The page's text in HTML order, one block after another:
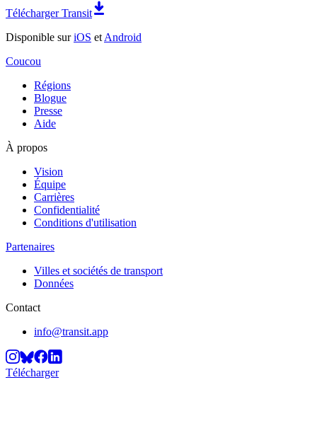
Télécharger Transit
Disponible suriOS et Android
Coucou
Régions
Blogue
Presse
Aide
À propos
Vision
Équipe
Carrières
Confidentialité
Conditions d'utilisation
Partenaires
Villes et sociétés de transport
Données
Contact
info@transit.app
Télécharger